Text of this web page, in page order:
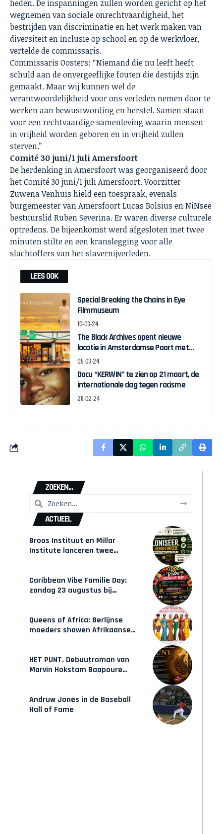
heden. De inspanningen zullen worden gericht op het
wegnemen van sociale onrechtvaardigheid, het
bestrijden van discriminatie en het werk maken van
diversiteit en inclusie op school en op de werkvloer,
vertelde de commissaris.
Commissaris Oosters: “Niemand die nu leeft heeft
schuld aan de onvergeeflijke fouten die destijds zijn
gemaakt. Maar wij kunnen wel de
verantwoordelijkheid voor ons verleden nemen door te
werken aan bewustwording en herstel. Samen staan
voor een rechtvaardige samenleving waarin mensen
in vrijheid worden geboren en in vrijheid zullen
sterven.”
Comité 30 juni/1 juli Amersfoort
De herdenking in Amersfoort was georganiseerd door
het Comité 30 juni/1 juli Amersfoort. Voorzitter
Zuwena Venhuis hield een toespraak, evenals
burgemeester van Amersfoort Lucas Bolsius en NiNsee
bestuurslid Ruben Severina. Er waren diverse culturele
optredens. De bijeenkomst werd afgesloten met twee
minuten stilte en een kranslegging voor alle
slachtoffers van het slavernijverleden.
LEES OOK
Special Breaking the Chains in Eye
Filmmuseum
10-03-24
The Black Archives opent nieuwe
locatie in Amsterdamse Poort met
pop-up expo over Ghanese
05-03-24
Docu “KERWIN” te zien op 21 maart, de
internationale dag tegen racisme
28-02-24
ZOEKEN...
ACTUEEL
Broos Instituut en Millar
Institute lanceren twee
Caribbean Vibe Familie Day:
zondag 23 augustus bij
Queens of Africa: Berlijnse
moeders showen Afrikaanse
HET PUNT. Debuutroman van
Marvin Hokstam Baapoure
Andruw Jones in de Baseball
Hall of Fame